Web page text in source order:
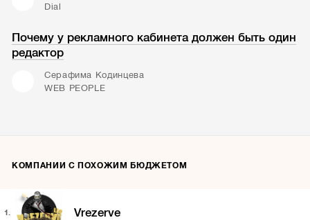
Dial
Почему у рекламного кабинета должен быть один
редактор
Серафима Кодинцева
WEB PEOPLE
КОМПАНИИ С ПОХОЖИМ БЮДЖЕТОМ
1. Vrezerve